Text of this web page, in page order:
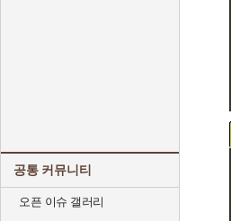
공통 커뮤니티
오픈 이슈 갤러리